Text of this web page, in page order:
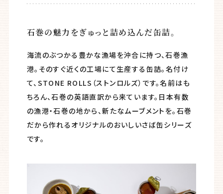
石巻の魅力をぎゅっと詰め込んだ缶詰。
海流のぶつかる豊かな漁場を沖合に持つ、石巻漁
港。そのすぐ近くの工場にて生産する缶詰。名付け
て、STONE ROLLS（ストンロルズ）です。名前はも
ちろん、石巻の英語直訳から来ています。日本有数
の漁港・石巻の地から、新たなムーブメントを。石巻
だから作れるオリジナルのおいしいさば缶シリーズ
です。